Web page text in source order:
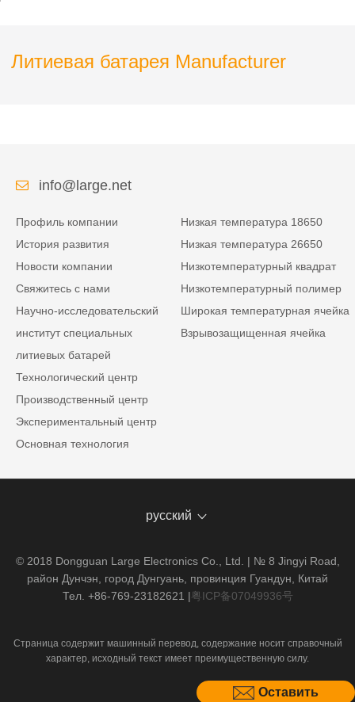
Литиевая батарея Manufacturer
Оставить
info@large.net
Профиль компании
История развития
Новости компании
Свяжитесь с нами
Научно-исследовательский
институт специальных
литиевых батарей
Технологический центр
Производственный центр
Экспериментальный центр
Основная технология
Низкая температура 18650
Низкая температура 26650
Низкотемпературный квадрат
Низкотемпературный полимер
Широкая температурная ячейка
Взрывозащищенная ячейка
русский
© 2018 Dongguan Large Electronics Co., Ltd. | № 8 Jingyi Road,
район Дунчэн, город Дунгуань, провинция Гуандун, Китай
Тел. +86-769-23182621 |粤ICP备07049936号
Страница содержит машинный перевод, содержание носит справочный
характер, исходный текст имеет преимущественную силу.